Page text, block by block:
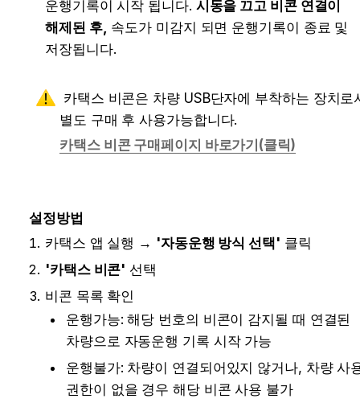
운행기록이 시작 됩니다. 시동을 끄고 비콘 연결이
해제된 후, 속도가 미감지 되면 운행기록이 종료 및
저장됩니다.
별도 구매 후 사용가능합니다.
카택스 비콘 구매페이지 바로가기(클릭)
설정방법
카택스 앱 실행 → '자동운행 방식 선택' 클릭
'카택스 비콘' 선택
비콘 목록 확인
운행가능: 해당 번호의 비콘이 감지될 때 연결된
차량으로 자동운행 기록 시작 가능
운행불가: 차량이 연결되어있지 않거나, 차량 사
권한이 없을 경우 해당 비콘 사용 불가